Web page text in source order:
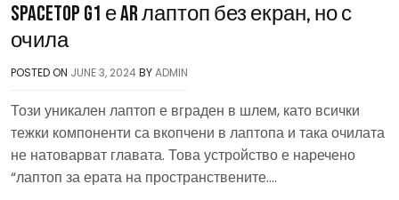
Spacetop G1 е AR лаптоп без екран, но с
очила
POSTED ON JUNE 3, 2024BYADMIN
Този уникален лаптоп е вграден в шлем, като всички
тежки компоненти са вкопчени в лаптопа и така очилата
не натоварват главата. Това устройство е наречено
“лаптоп за ерата на пространствените….